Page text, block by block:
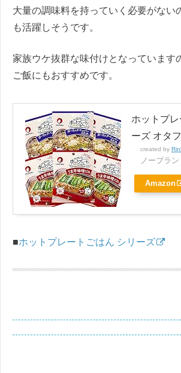
大量の調味料を持っていく必要がない
も活躍しそうです。
家族ウケ抜群な味付けとなっています
ご飯にもおすすめです。
ホットプ
ーズ オタ
created by
ノーブラン
Amazon
■ホットプレートごはん シリーズ